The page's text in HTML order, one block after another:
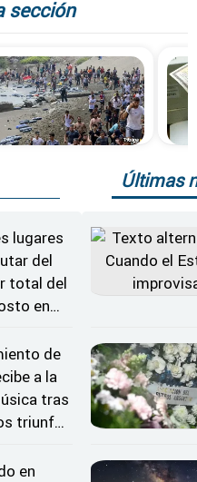
sección
lugares
del
total del
en
de
a la
tras
triunfos
en
Últimas